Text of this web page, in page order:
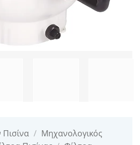
/ Μηχανολογικός